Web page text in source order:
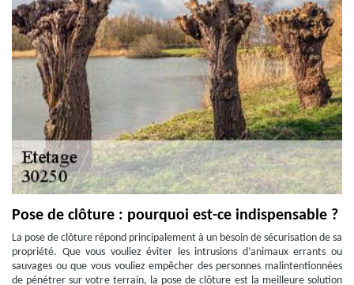
Pose de clôture : pourquoi est-ce indispensable ?
La pose de clôture répond principalement à un besoin de sécurisation de sa
propriété. Que vous vouliez éviter les intrusions d’animaux errants ou
sauvages ou que vous vouliez empêcher des personnes malintentionnées
de pénétrer sur votre terrain, la pose de clôture est la meilleure solution